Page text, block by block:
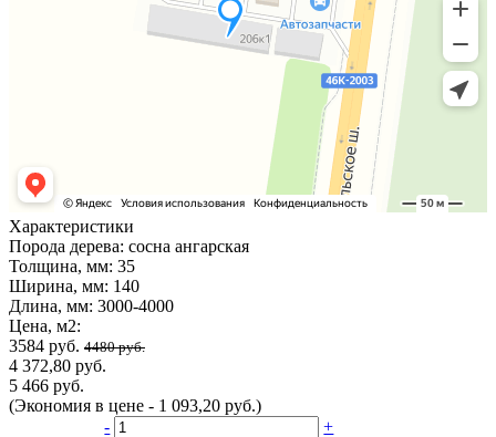
Характеристики
Порода дерева: сосна ангарская
Толщина, мм: 35
Ширина, мм: 140
Длина, мм: 3000-4000
Цена, м2:
3584 руб. 4480 руб.
4 372,80 руб.
5 466 руб.
(Экономия в цене - 1 093,20 руб.)
-
+